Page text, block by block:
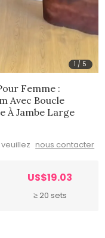
1 / 5
Femme :
Avec Boucle
À Jambe Large
nous contacter
US$19.03
≥ 20 sets